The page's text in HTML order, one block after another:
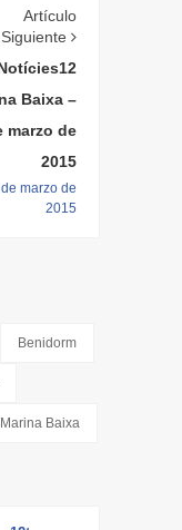
Artículo
Siguiente
Baixa –
marzo de
2015
marzo de
2015
Benidorm
Marina Baixa